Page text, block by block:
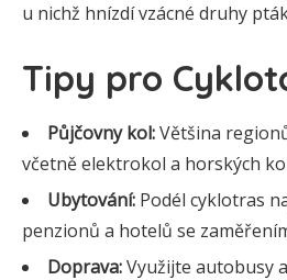
u nichž hnízdí vzácné druhy
Tipy pro
Půjčovny kol:Většina
včetně elektrokol a horských
Ubytování: Podél cyklotras
penzionů a hotelů se
Doprava:Využijte autobusy